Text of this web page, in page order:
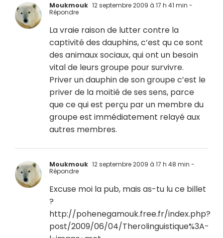
Moukmouk 12 septembre 2009 à 17 h 41 min -
Répondre
La vraie raison de lutter contre la
captivité des dauphins, c’est qu ce sont
des animaux sociaux, qui ont un besoin
vital de leurs groupe pour survivre.
Priver un dauphin de son groupe c’est le
priver de la moitié de ses sens, parce
que ce qui est perçu par un membre du
groupe est immédiatement relayé aux
autres membres.
Moukmouk 12 septembre 2009 à 17 h 48 min -
Répondre
Excuse moi la pub, mais as-tu lu ce billet
?
http://pohenegamouk.free.fr/index.php?
post/2009/06/04/Therolinguistique%3A-